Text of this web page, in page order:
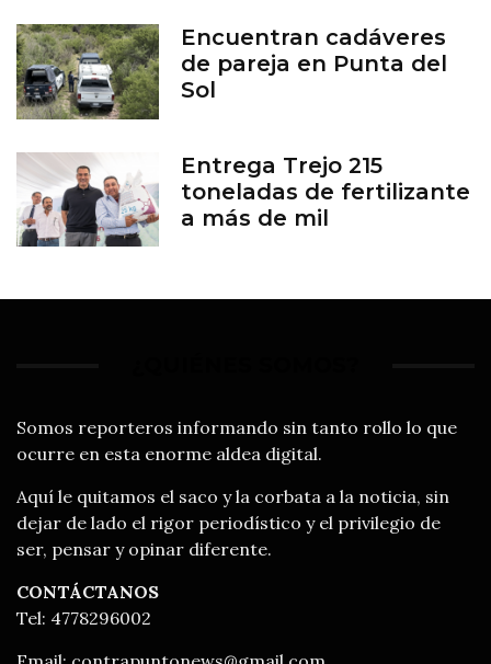
Encuentran cadáveres
de pareja en Punta del
Sol
Entrega Trejo 215
toneladas de fertilizante
a más de mil
Somos reporteros informando sin tanto rollo lo que
ocurre en esta enorme aldea digital.
Aquí le quitamos el saco y la corbata a la noticia, sin
dejar de lado el rigor periodístico y el privilegio de
ser, pensar y opinar diferente.
CONTÁCTANOS
Tel: 4778296002